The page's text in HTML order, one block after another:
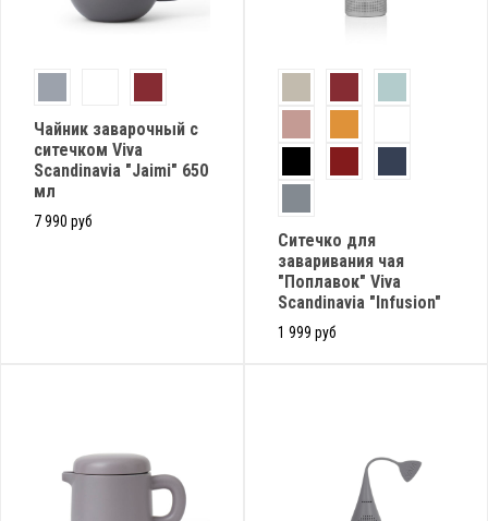
Чайник заварочный с
ситечком Viva
Scandinavia "Jaimi" 650
мл
7 990 руб
Ситечко для
заваривания чая
"Поплавок" Viva
Scandinavia "Infusion"
1 999 руб